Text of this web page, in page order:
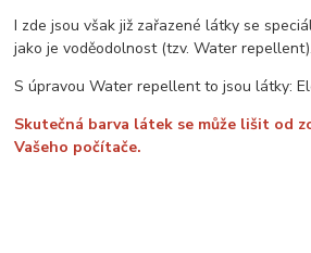
I zde jsou však již zařazené látky se
jako je voděodolnost (tzv. Water repellent).
S úpravou Water repellent to jsou látky:
Skutečná barva látek se může lišit od
Vašeho počítače.